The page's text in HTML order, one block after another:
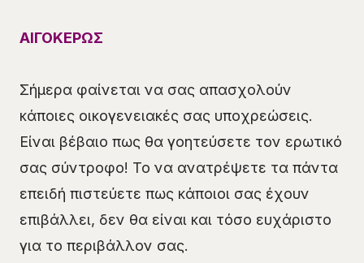
ΑΙΓΟΚΕΡΩΣ
Σήμερα φαίνεται να σας απασχολούν
κάποιες οικογενειακές σας υποχρεώσεις.
Είναι βέβαιο πως θα γοητεύσετε τον ερωτικό
σας σύντροφο! Το να ανατρέψετε τα πάντα
επειδή πιστεύετε πως κάποιοι σας έχουν
επιβάλλει, δεν θα είναι και τόσο ευχάριστο
για το περιβάλλον σας.